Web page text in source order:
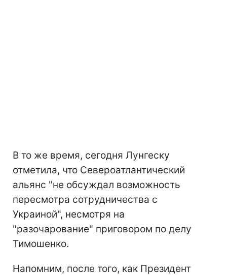
В то же время, сегодня Лунгеску
отметила, что Североатлантический
альянс "не обсуждал возможность
пересмотра сотрудничества с
Украиной", несмотря на
"разочарование" приговором по делу
Тимошенко.
Напомним, после того, как Президент